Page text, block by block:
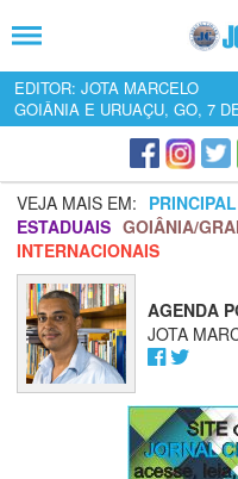
EDITOR: JOTA MARCELO
GOIÂNIA E URUAÇU, GO, 7
VEJA MAIS EM: PRINCIPAL
ESTADUAIS GOIÂNIA/
INTERNACIONAIS
AGENDA
JOTA